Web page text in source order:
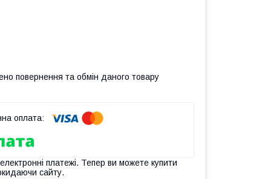
повернення та обмін даного товару
платежі. Тепер ви можете купити
сайту.